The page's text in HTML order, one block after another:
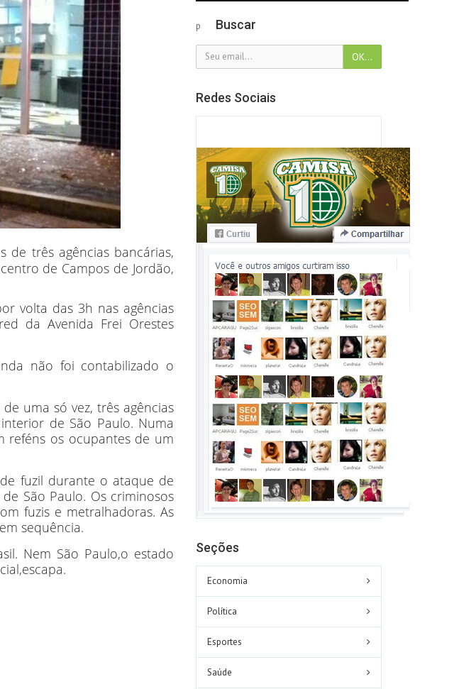
de três agências bancárias,
de Campos de Jordão,
volta das 3h nas agências
da Avenida Frei Orestes
não foi contabilizado o
uma só vez, três agências
de São Paulo. Numa
reféns os ocupantes de um
fuzil durante o ataque de
São Paulo. Os criminosos
fuzis e metralhadoras. As
sequência.
Nem São Paulo,o estado
p Buscar
Redes Sociais
Seções
Economia
Política
Esportes
Saúde